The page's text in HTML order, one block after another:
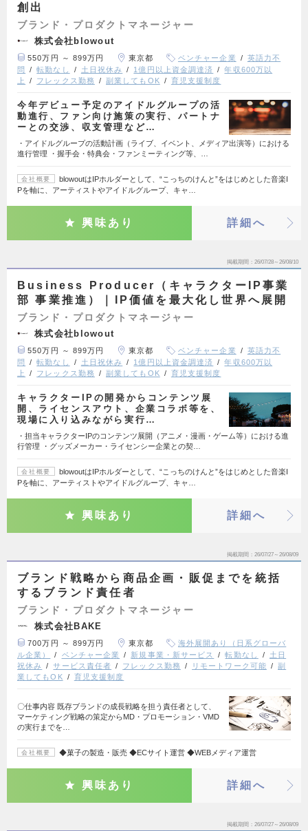
創出
ブランド・プロダクトマネージャー
株式会社blowout
550万円 ～ 899万円 東京都 ベンチャー企業
英語力不
問
転勤なし 土日祝休み 1億円以上資金調達済
年収600万以
上
フレックス勤務 副業してもOK 育児支援制度
今年デビュー予定のアイドルグループの活
動進行、ファン向け施策の実行、パートナ
ーとの交渉、収支管理など…
・アイドルグループの活動計画（ライブ、イベント、メディア出演等）における
進行管理 ・握手会・特典会・ファンミーティング等、…
会社概要
blowoutはIPホルダーとして、“こっちのけんと”をはじめとした音楽I
Pを軸に、アーティストやアイドルグループ、キャ…
興味あり 詳細へ
掲載期間 26/07/28～26/08/10
Business Producer（キャラクターIP事業
部 事業推進）｜IP価値を最大化し世界へ展開
ブランド・プロダクトマネージャー
株式会社blowout
550万円 ～ 899万円 東京都 ベンチャー企業
英語力不
問
転勤なし 土日祝休み 1億円以上資金調達済
年収600万以
上
フレックス勤務 副業してもOK 育児支援制度
キャラクターIPの開発からコンテンツ展
開、ライセンスアウト、企業コラボ等を、
現場に入り込みながら実行…
・担当キャラクターIPのコンテンツ展開（アニメ・漫画・ゲーム等）における進
行管理 ・グッズメーカー・ライセンシー企業との契…
会社概要
blowoutはIPホルダーとして、“こっちのけんと”をはじめとした音楽I
Pを軸に、アーティストやアイドルグループ、キャ…
興味あり 詳細へ
掲載期間 26/07/27～26/08/09
ブランド戦略から商品企画・販促までを統括
するブランド責任者
ブランド・プロダクトマネージャー
株式会社BAKE
700万円 ～ 899万円 東京都
海外展開あり（日系グローバ
ル企業）
ベンチャー企業 新規事業・新サービス 転勤なし
土日
祝休み
サービス責任者 フレックス勤務 リモートワーク可能
副
業してもOK
育児支援制度
〇仕事内容 既存ブランドの成長戦略を担う責任者として、
マーケティング戦略の策定からMD・プロモーション・VMD
の実行までを…
会社概要 ◆菓子の製造・販売 ◆ECサイト運営 ◆WEBメディア運営
興味あり 詳細へ
掲載期間 26/07/27～26/08/09